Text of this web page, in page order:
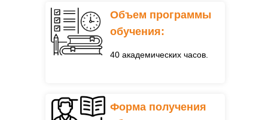
40 академических часов.
Объем программы
обучения:
Форма получения